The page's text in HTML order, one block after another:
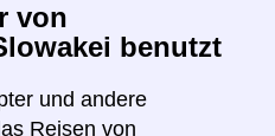
von
benutzt
und andere
Reisen von